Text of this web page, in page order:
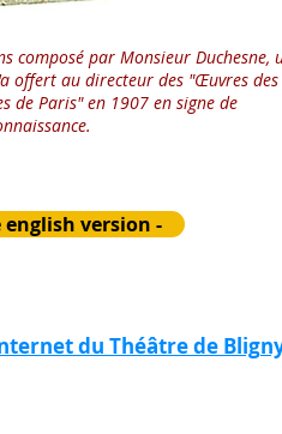
composé par Monsieur Duchesne,
offert au directeur des "Œuvres des
de Paris" en 1907 en signe de
english version -
du Théâtre de